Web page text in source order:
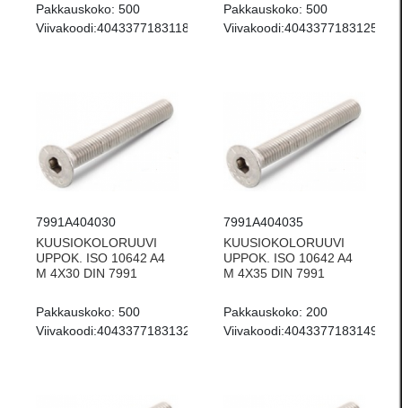
Pakkauskoko: 500
Viivakoodi:4043377183118
Pakkauskoko: 500
Viivakoodi:4043377183125
7991A404030
KUUSIOKOLORUUVI
UPPOK. ISO 10642 A4
M 4X30 DIN 7991
Pakkauskoko: 500
Viivakoodi:4043377183132
7991A404035
KUUSIOKOLORUUVI
UPPOK. ISO 10642 A4
M 4X35 DIN 7991
Pakkauskoko: 200
Viivakoodi:4043377183149